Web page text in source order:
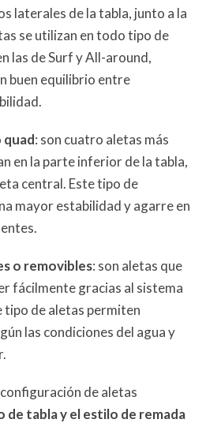
laterales de la tabla, junto a la
se utilizan en todo tipo de
las de Surf y All-around,
buen equilibrio entre
quad: son cuatro aletas más
en la parte inferior de la tabla,
central. Este tipo de
mayor estabilidad y agarre en
o removibles: son aletas que
fácilmente gracias al sistema
tipo de aletas permiten
las condiciones del agua y
de aletas
de tabla y el estilo de remada